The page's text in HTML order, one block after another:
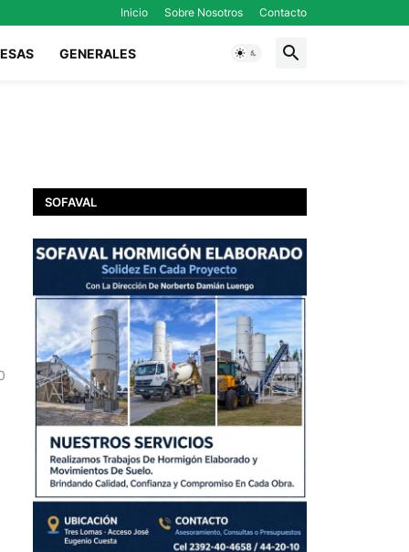
Inicio Sobre Nosotros Contacto
GENERALES
SOFAVAL